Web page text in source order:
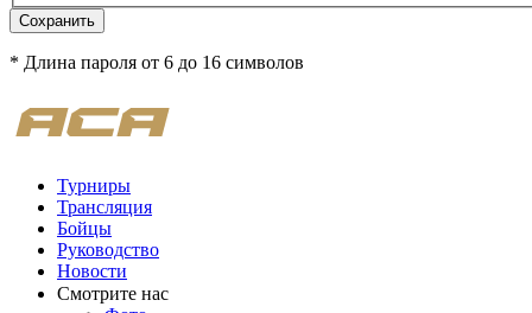
Сохранить
* Длина пароля от 6 до 16 символов
Турниры
Трансляция
Бойцы
Руководство
Новости
Смотрите нас